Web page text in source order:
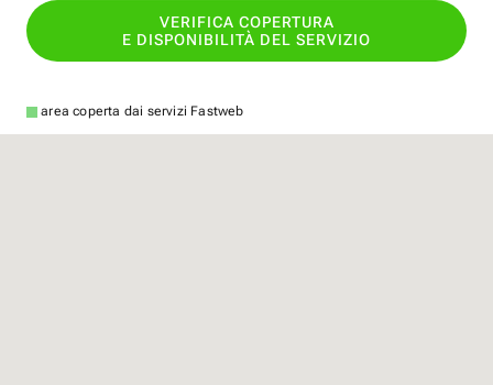
VERIFICA COPERTURA
E DISPONIBILITÀ DEL SERVIZIO
area coperta dai servizi Fastweb